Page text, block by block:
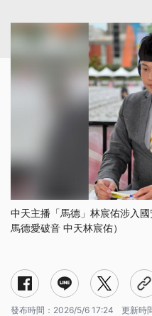
中天主播「馬德」林宸佑涉入
馬德愛破音 中天林宸佑）
發布時間： 2026/5/6 17:24 更新時